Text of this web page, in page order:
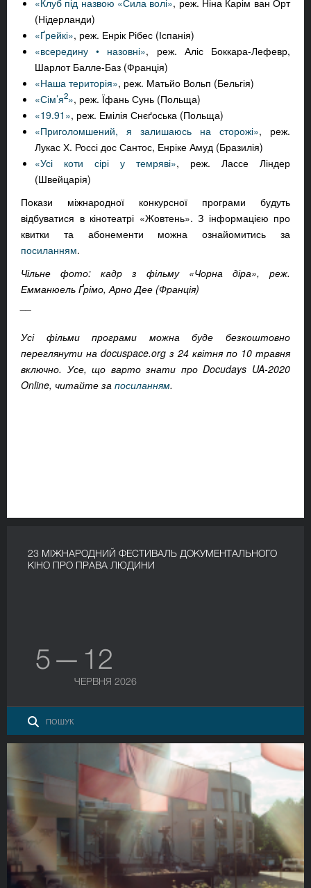
«Клуб під назвою «Сила волі», реж. Ніна Карім ван Орт
(Нідерланди)
«Ґрейкі», реж. Енрік Рібес (Іспанія)
«всередину • назовні», реж. Аліс Боккара-Лефевр,
Шарлот Балле-Баз (Франція)
«Наша територія», реж. Матьйо Вольп (Бельгія)
«Сім’я2», реж. Їфань Сунь (Польща)
«19.91», реж. Емілія Снєґоська (Польща)
«Приголомшений, я залишаюсь на сторожі», реж.
Лукас Х. Россі дос Сантос, Енріке Амуд (Бразилія)
«Усі коти сірі у темряві», реж. Лассе Ліндер
(Швейцарія)
Покази міжнародної конкурсної програми будуть
відбуватися в кінотеатрі «Жовтень». З інформацією про
квитки та абонементи можна ознайомитись за
посиланням.
Чільне фото: кадр з фільму «Чорна діра», реж.
Емманюель Ґрімо, Арно Дее (Франція)
Усі фільми програми можна буде безкоштовно
переглянути на docuspace.org з 24 квітня по 10 травня
включно. Усе, що варто знати про Docudays UA-2020
Online, читайте за посиланням.
23 МІЖНАРОДНИЙ ФЕСТИВАЛЬ ДОКУМЕНТАЛЬНОГО
КІНО ПРО ПРАВА ЛЮДИНИ
5 — 12
ЧЕРВНЯ 2026